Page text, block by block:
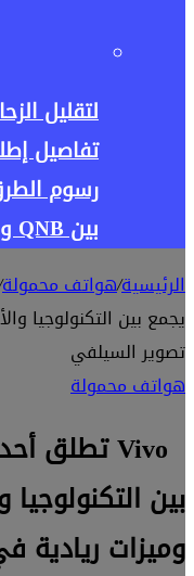
لتقليل
رسوم
بين QNB وكريستال باي
الرئيسية/هواتف محمولة
يجمع بين التكنولوجيا
تصوير السيلفي
هواتف محمولة
بين التكنولوجيا
وميزات ريادية